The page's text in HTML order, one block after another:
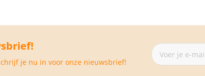
je nu in voor onze nieuwsbrief!
Abonneer
je